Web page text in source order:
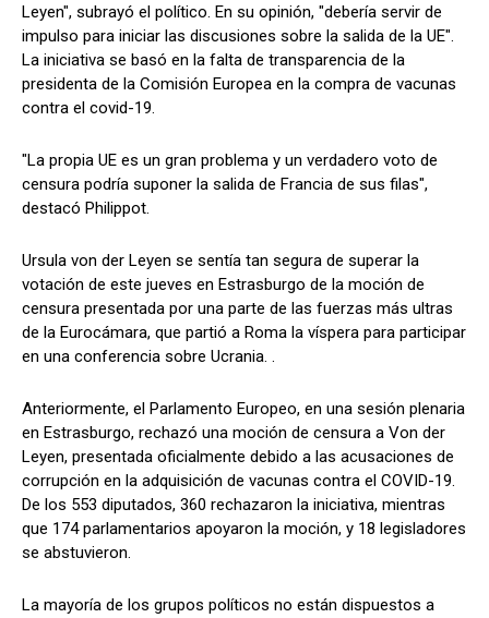
Leyen", subrayó el político. En su opinión, "debería servir de
impulso para iniciar las discusiones sobre la salida de la UE".
La iniciativa se basó en la falta de transparencia de la
presidenta de la Comisión Europea en la compra de vacunas
contra el covid-19.
"La propia UE es un gran problema y un verdadero voto de
censura podría suponer la salida de Francia de sus filas",
destacó Philippot.
Ursula von der Leyen se sentía tan segura de superar la
votación de este jueves en Estrasburgo de la moción de
censura presentada por una parte de las fuerzas más ultras
de la Eurocámara, que partió a Roma la víspera para participar
en una conferencia sobre Ucrania. .
Anteriormente, el Parlamento Europeo, en una sesión plenaria
en Estrasburgo, rechazó una moción de censura a Von der
Leyen, presentada oficialmente debido a las acusaciones de
corrupción en la adquisición de vacunas contra el COVID-19.
De los 553 diputados, 360 rechazaron la iniciativa, mientras
que 174 parlamentarios apoyaron la moción, y 18 legisladores
se abstuvieron.
La mayoría de los grupos políticos no están dispuestos a